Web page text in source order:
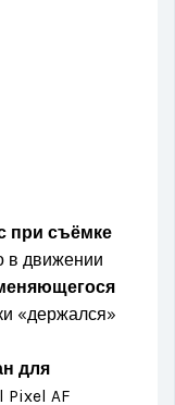
при съёмке
в движении
«держался»
для
Pixel AF